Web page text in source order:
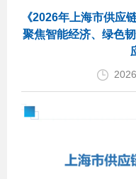
《2026年上海市供
聚焦智能经济、绿色